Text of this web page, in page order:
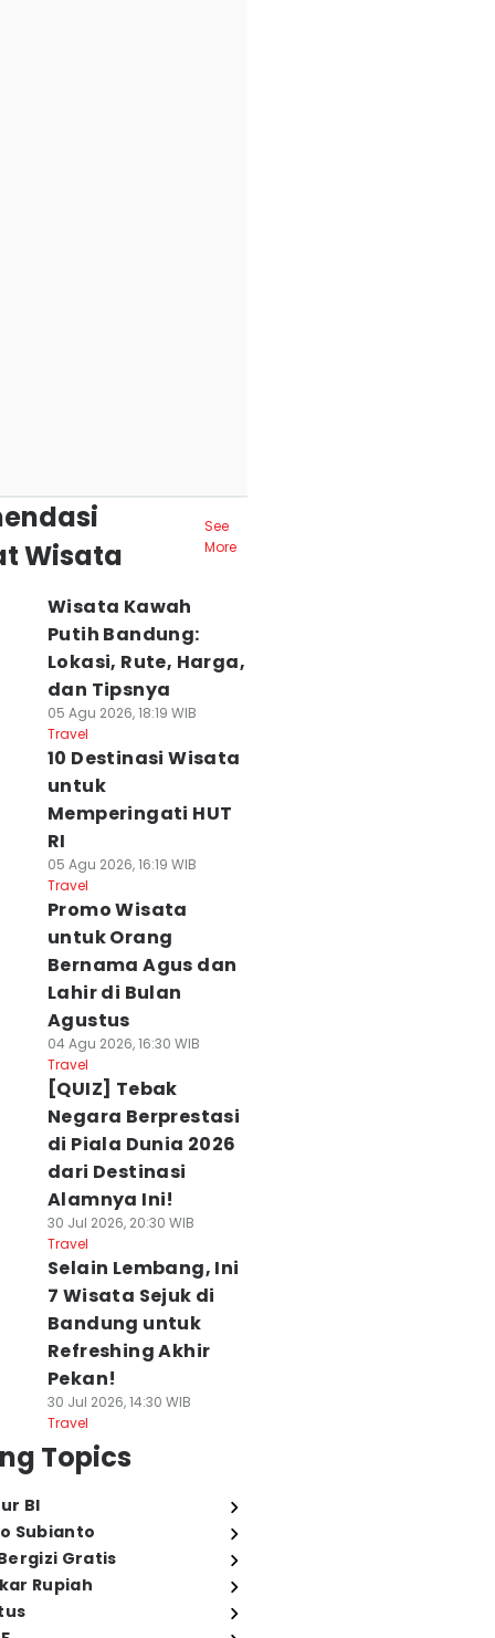
Wisata
See
More
Wisata Kawah
Putih Bandung:
Lokasi, Rute, Harga,
dan Tipsnya
05 Agu 2026, 18:19 WIB
Travel
10 Destinasi Wisata
untuk
Memperingati HUT
RI
05 Agu 2026, 16:19 WIB
Travel
Promo Wisata
untuk Orang
Bernama Agus dan
Lahir di Bulan
Agustus
04 Agu 2026, 16:30 WIB
Travel
[QUIZ] Tebak
Negara Berprestasi
di Piala Dunia 2026
dari Destinasi
Alamnya Ini!
30 Jul 2026, 20:30 WIB
Travel
Selain Lembang, Ini
7 Wisata Sejuk di
Bandung untuk
Refreshing Akhir
Pekan!
30 Jul 2026, 14:30 WIB
Travel
Topics
BI
Subianto
Gratis
Rupiah